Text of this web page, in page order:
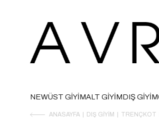
NEWÜST GİYİMALT GİYİMDIŞ GİYİM
ANASAYFA DIŞ GIYIM TRENÇKOT